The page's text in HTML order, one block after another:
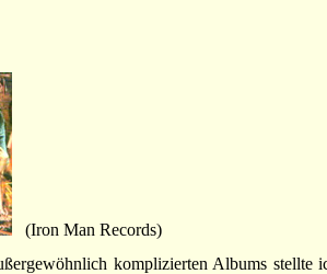
(Iron Man Records)
komplizierten Albums stellte